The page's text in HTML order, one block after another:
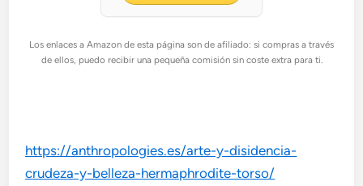
Los enlaces a Amazon de esta página son de afiliado: si compras a través
de ellos, puedo recibir una pequeña comisión sin coste extra para ti.
https://anthropologies.es/arte-y-disidencia-
crudeza-y-belleza-hermaphrodite-torso/